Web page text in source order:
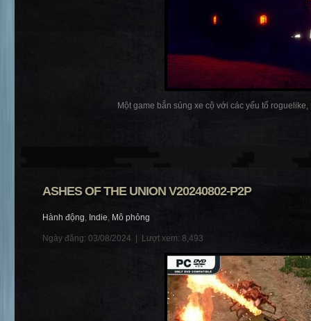
Một game bắn súng xe cộ với các yếu tố roguelike,
ASHES OF THE UNION V20240802-P2P
Hành động, Indie, Mô phỏng
Ngày đăng: 03/08/2024 | Lượt xem: 8,493